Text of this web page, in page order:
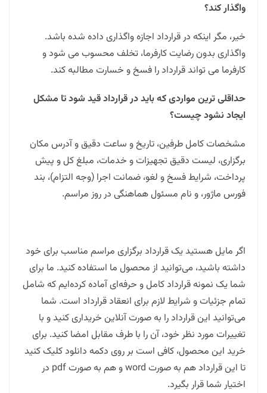
واگذار کند؟
خیر، مگر اینکه در قرارداد اجازه واگذاری داده شده باشد.
واگذاری بدون رضایت کارفرما، تخلف محسوب می شود و
کارفرما می تواند قرارداد را فسخ و خسارت مطالبه کند.
حداقلی ترین مواردی که باید در قرارداد قید شود تا مشکل
ایجاد نشود چیست؟
مشخصات کامل طرفین، تاریخ و ساعت دقیق و آدرس مکان
برگزاری، لیست دقیق تجهیزات و خدمات، مبلغ کل و پیش
پرداخت، شرایط فسخ و لغو، ضمانت اجرا (وجه التزام)، بند
فورس ماژور، و نام مسئول هماهنگی در روز مراسم.
اگر مایل هستید یک قرارداد برگزاری مراسم مناسب برای خود
داشته باشید، می‌توانید از محصول ما استفاده کنید. ما برای
شما یک نمونه قرارداد کامل و حرفه‌ای آماده کرده‌ایم که شامل
تمام جزئیات و شرایط لازم برای انعقاد قرارداد است. شما
می‌توانید این قرارداد را به صورت آنلاین خریداری کنید و با
تغییرات مورد نظر خود، آن را با طرف مقابل امضا کنید. برای
خرید این محصول، کافی است بر روی دکمه دانلود کلیک کنید
تا این قرارداد هم به صورت word و هم به صورت pdf در
اختیار شما قرار بگیرد.